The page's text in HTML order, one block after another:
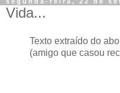
Vida...
Texto extraído do
(amigo que casou